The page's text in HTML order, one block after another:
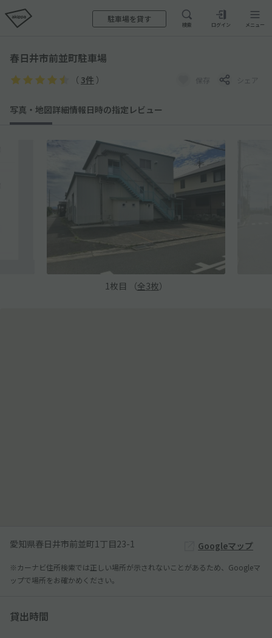
駐車場を貸す
検索 ログイン メニュー
春日井市前並町駐車場
（ 3件 ） 保存 シェア
写真・地図詳細情報日時の指定 レビュー
1 枚目 （全3枚）
愛知県春日井市前並町1丁目23-1 Googleマップ
※カーナビ住所検索では正しい場所が示されないことがあるため、Googleマ
ップで場所をお確かめください。
貸出時間